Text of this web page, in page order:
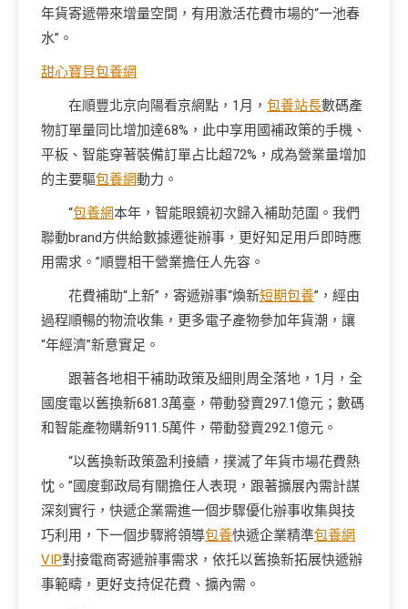
年貨寄遞帶來增量空間，有用激活花費市場的“一池春
水”。
甜心寶貝包養網
在順豐北京向陽看京網點，1月， 包養站長數碼產
物訂單量同比增加達68%，此中享用國補政策的手機、
平板、智能穿著裝備訂單占比超72%，成為營業量增加
的主要驅包養網動力。
“包養網本年，智能眼鏡初次歸入補助范圍。我們
聯動brand方供給數據遷徙辦事，更好知足用戶即時應
用需求。”順豐相干營業擔任人先容。
花費補助“上新”，寄遞辦事“煥新短期包養”，經由
過程順暢的物流收集，更多電子產物參加年貨潮，讓
“年經濟”新意實足。
跟著各地相干補助政策及細則周全落地，1月，全
國度電以舊換新681.3萬臺，帶動發賣297.1億元；數碼
和智能產物購新911.5萬件，帶動發賣292.1億元。
“以舊換新政策盈利接續，撲滅了年貨市場花費熱
忱。”國度郵政局有關擔任人表現，跟著擴展內需計謀
深刻實行，快遞企業需進一個步驟優化辦事收集與技
巧利用，下一個步驟將領導包養快遞企業精準包養網
VIP對接電商寄遞辦事需求，依托以舊換新拓展快遞辦
事範疇，更好支持促花費、擴內需。